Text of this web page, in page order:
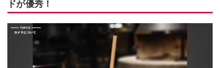
ドが優秀！